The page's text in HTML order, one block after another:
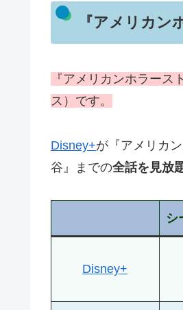
『アメリカン
『アメリカンホラー
ス）です。
Disney+が『アメリカ
谷』までの全話を見放
シ
Disney+